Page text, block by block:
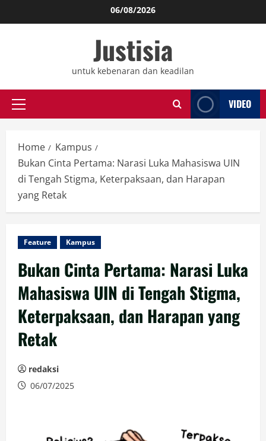
to
06/08/2026
Justisia
untuk kebenaran dan keadilan
Primary
VIDEO
Home
Kampus
Bukan Cinta Pertama: Narasi Luka Mahasiswa UIN
di Tengah Stigma, Keterpaksaan, dan Harapan
yang Retak
Feature Kampus
Bukan Cinta Pertama: Narasi Luka
Mahasiswa UIN di Tengah Stigma,
Keterpaksaan, dan Harapan yang
Retak
redaksi
06/07/2025